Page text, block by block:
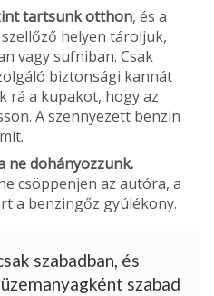
tartsunk otthon, és a
helyen tároljuk,
vagy sufniban. Csak
biztonsági kannát
rá a kupakot, hogy az
A szennyezett benzin
ne dohányozzunk.
csöppenjen az autóra, a
a benzingőz gyúlékony.
szabadban, és
szabad